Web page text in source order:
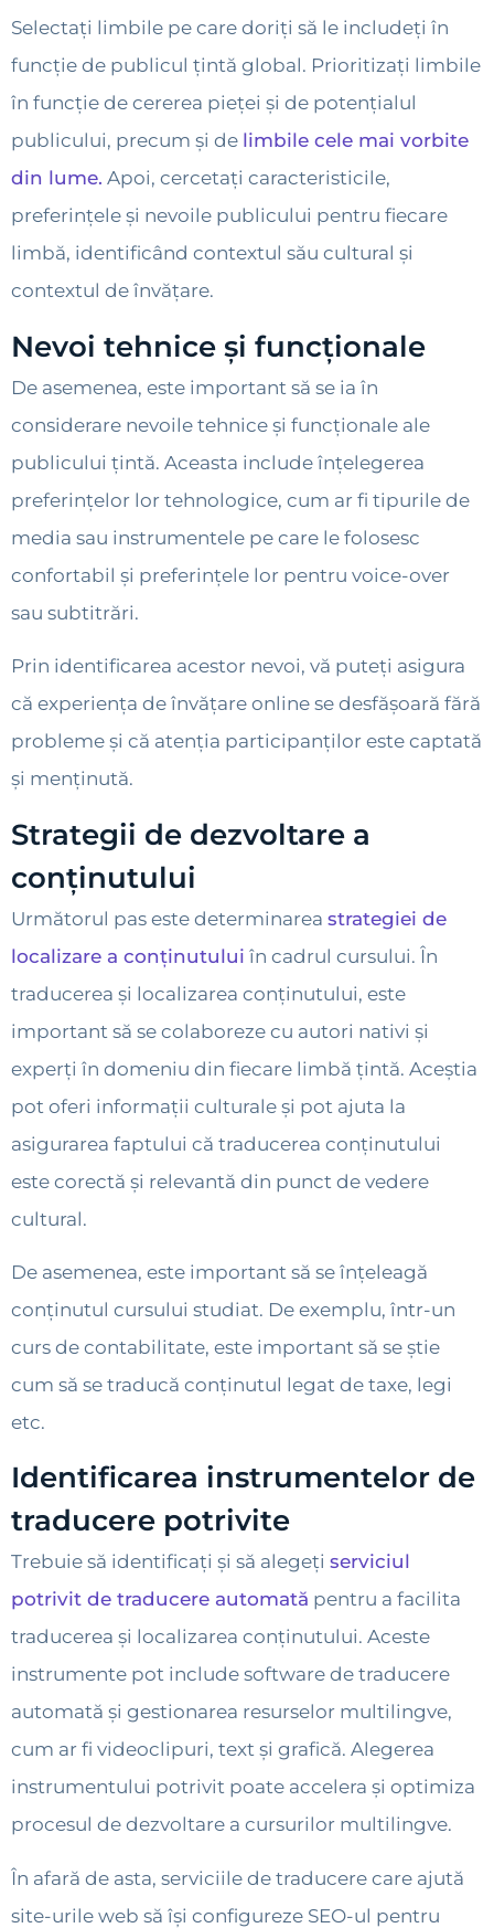
Selectați limbile pe care doriți să le includeți în
funcție de publicul țintă global. Prioritizați limbile
în funcție de cererea pieței și de potențialul
publicului, precum și de limbile cele mai vorbite
din lume. Apoi, cercetați caracteristicile,
preferințele și nevoile publicului pentru fiecare
limbă, identificând contextul său cultural și
contextul de învățare.
Nevoi tehnice și funcționale
De asemenea, este important să se ia în
considerare nevoile tehnice și funcționale ale
publicului țintă. Aceasta include înțelegerea
preferințelor lor tehnologice, cum ar fi tipurile de
media sau instrumentele pe care le folosesc
confortabil și preferințele lor pentru voice-over
sau subtitrări.
Prin identificarea acestor nevoi, vă puteți asigura
că experiența de învățare online se desfășoară fără
probleme și că atenția participanților este captată
și menținută.
Strategii de dezvoltare a
conținutului
Următorul pas este determinarea strategiei de
localizare a conținutului în cadrul cursului. În
traducerea și localizarea conținutului, este
important să se colaboreze cu autori nativi și
experți în domeniu din fiecare limbă țintă. Aceștia
pot oferi informații culturale și pot ajuta la
asigurarea faptului că traducerea conținutului
este corectă și relevantă din punct de vedere
cultural.
De asemenea, este important să se înțeleagă
conținutul cursului studiat. De exemplu, într-un
curs de contabilitate, este important să se știe
cum să se traducă conținutul legat de taxe, legi
etc.
Identificarea instrumentelor de
traducere potrivite
Trebuie să identificați și să alegeți serviciul
potrivit de traducere automată pentru a facilita
traducerea și localizarea conținutului. Aceste
instrumente pot include software de traducere
automată și gestionarea resurselor multilingve,
cum ar fi videoclipuri, text și grafică. Alegerea
instrumentului potrivit poate accelera și optimiza
procesul de dezvoltare a cursurilor multilingve.
În afară de asta, serviciile de traducere care ajută
site-urile web să își configureze SEO-ul pentru